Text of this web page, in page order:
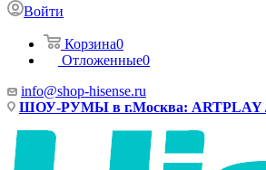
Войти
Корзина0
Отложенные0
info@shop-hisense.ru
ШОУ-РУМЫ в г.Москва: ARTPLAY